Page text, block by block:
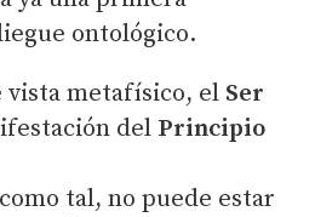
ontológico.
vista metafísico, el Ser
del Principio
tal, no puede estar